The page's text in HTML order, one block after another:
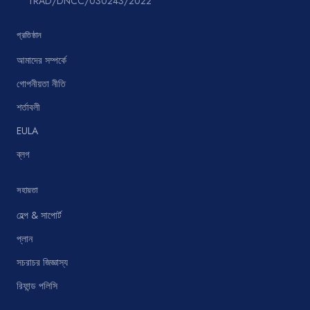
প্রতিষ্ঠান
আমাদের সম্পর্কে
গোপনীয়তা নীতি
শর্তাবলী
EULA
ব্লগ
সহায়তা
হেল্প & সাপোর্ট
প্লান
সচরাচর জিজ্ঞাস্য
রিফান্ড পলিসি